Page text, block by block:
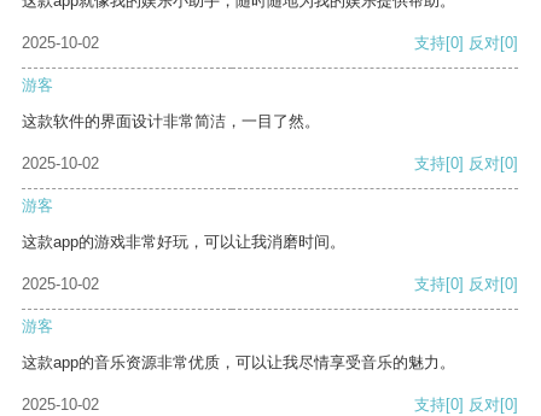
2025-10-02 支持[0] 反对[0]
游客
这款软件的界面设计非常简洁，一目了然。
2025-10-02 支持[0] 反对[0]
游客
这款app的游戏非常好玩，可以让我消磨时间。
2025-10-02 支持[0] 反对[0]
游客
这款app的音乐资源非常优质，可以让我尽情享受音乐的魅力。
2025-10-02 支持[0] 反对[0]